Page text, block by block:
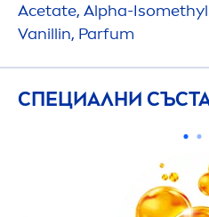
Acetate, Alpha-
Vanillin, Parfum
СПЕЦИАЛНИ